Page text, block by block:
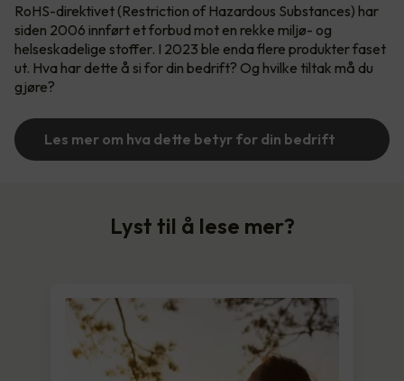
RoHS-direktivet (Restriction of Hazardous Substances) har
siden 2006 innført et forbud mot en rekke miljø- og
helseskadelige stoffer. I 2023 ble enda flere produkter faset
ut. Hva har dette å si for din bedrift? Og hvilke tiltak må du
gjøre?
Les mer om hva dette betyr for din bedrift
Lyst til å lese mer?